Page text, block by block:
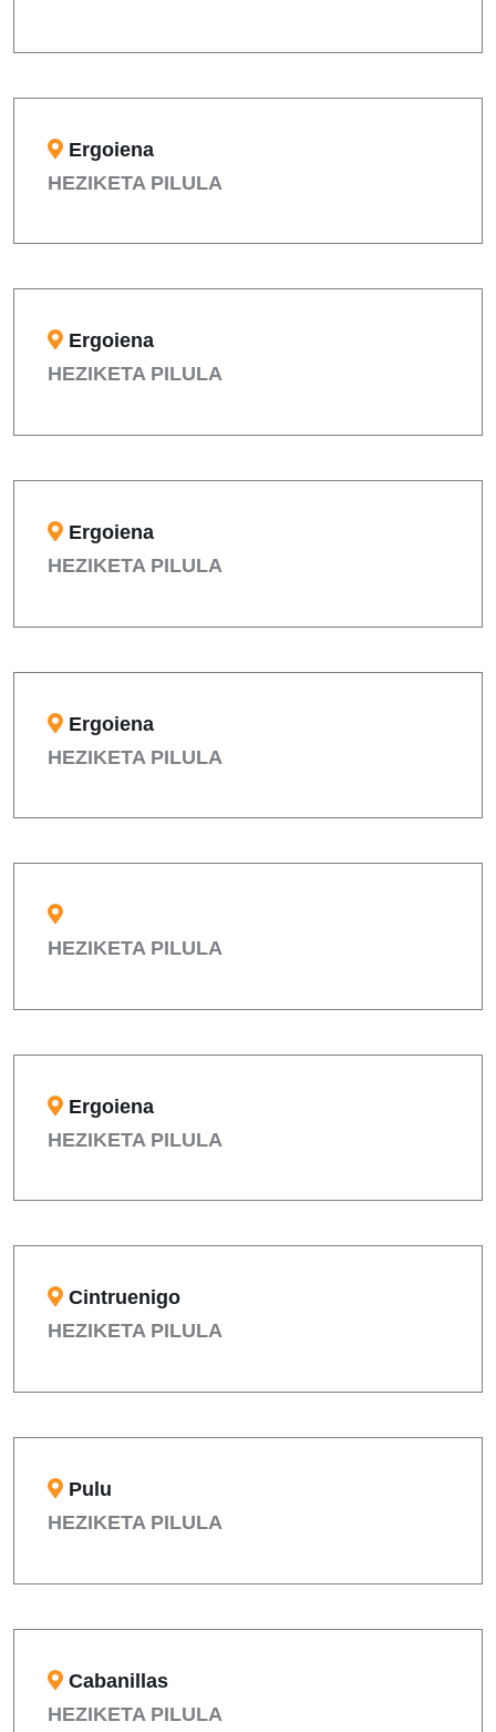
Ergoiena
HEZIKETA PILULA
Ergoiena
HEZIKETA PILULA
Ergoiena
HEZIKETA PILULA
Ergoiena
HEZIKETA PILULA
HEZIKETA PILULA
Ergoiena
HEZIKETA PILULA
Cintruenigo
HEZIKETA PILULA
Pulu
HEZIKETA PILULA
Cabanillas
HEZIKETA PILULA